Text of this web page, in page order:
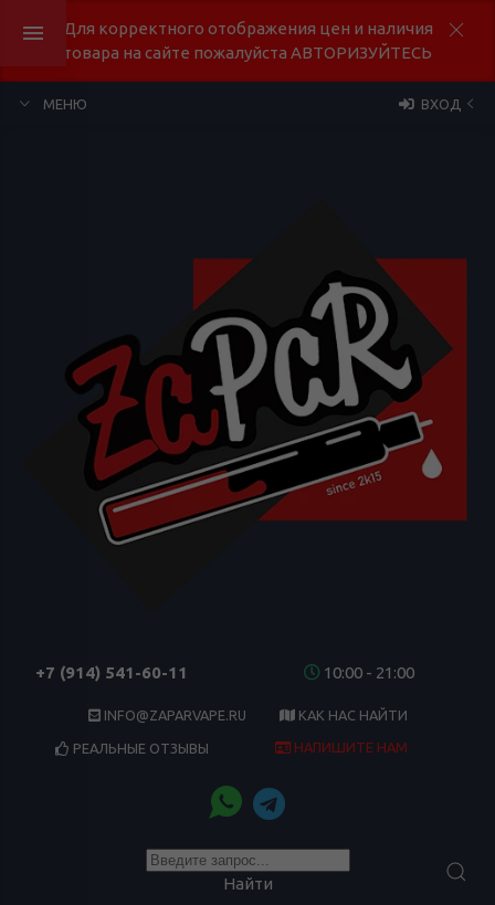
Для корректного отображения цен и наличия
товара на сайте пожалуйста АВТОРИЗУЙТЕСЬ
МЕНЮ ВХОД
+7 (914) 541-60-11 10:00 - 21:00
INFO@ZAPARVAPE.RU КАК НАС НАЙТИ
РЕАЛЬНЫЕ ОТЗЫВЫ НАПИШИТЕ НАМ
Найти